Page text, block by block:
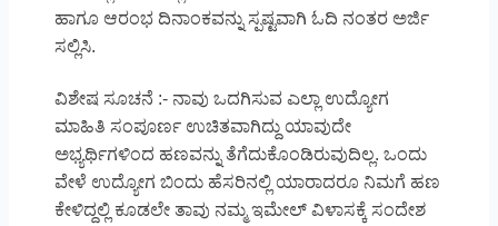
ಹಾಗೂ ಆರಂಭ ದಿನಾಂಕವನ್ನು ಸ್ಪಷ್ಟವಾಗಿ ಓದಿ ನಂತರ ಅರ್ಜಿ
ಸಲ್ಲಿಸಿ.
ವಿಶೇಷ ಸೂಚನೆ :- ನಾವು ಒದಗಿಸುವ ಎಲ್ಲಾ ಉದ್ಯೋಗ
ಮಾಹಿತಿ ಸಂಪೂರ್ಣ ಉಚಿತವಾಗಿದ್ದು ಯಾವುದೇ
ಅಭ್ಯರ್ಥಿಗಳಿಂದ ಹಣವನ್ನು ತೆಗೆದುಕೊಂಡಿರುವುದಿಲ್ಲ. ಒಂದು
ವೇಳೆ ಉದ್ಯೋಗ ಬಿಂದು ಹೆಸರಿನಲ್ಲಿ ಯಾರಾದರೂ ನಿಮಗೆ ಹಣ
ಕೇಳಿದ್ದಲ್ಲಿ ಕೂಡಲೇ ತಾವು ನಮ್ಮ ಇಮೇಲ್ ವಿಳಾಸಕ್ಕೆ ಸಂದೇಶ